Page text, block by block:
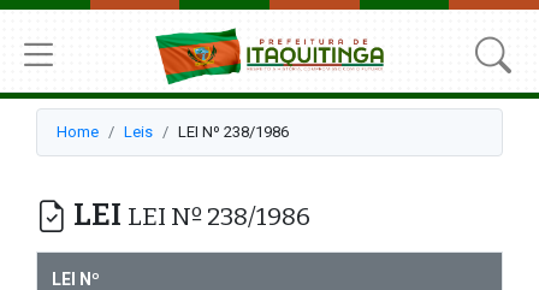
Home Leis LEI Nº 238/1986
LEI LEI Nº 238/1986
LEI Nº